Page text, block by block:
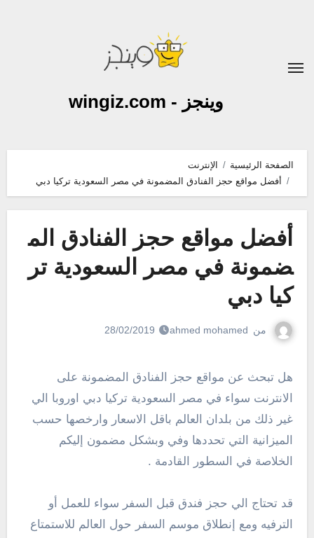
وينجز - wingiz.com
الصفحة الرئيسية
الإنترنت
أفضل مواقع حجز الفنادق المضمونة في مصر السعودية تركيا دبي
أفضل مواقع حجز الفنادق الم
ضمونة في مصر السعودية تر
كيا دبي
من ahmed mohamed
28/02/2019
هل تبحث عن مواقع حجز الفنادق المضمونة على
الانترنت سواء في مصر السعودية تركيا دبي اوروبا الي
غير ذلك من بلدان العالم باقل الاسعار وارخصها حسب
الميزانية التي تحددها وفي وبشكل مضمون إليكم
الخلاصة في السطور القادمة .
قد تحتاج الي حجز فندق قبل السفر سواء للعمل أو
الترفيه ومع إنطلاق موسم السفر حول العالم للاستمتاع